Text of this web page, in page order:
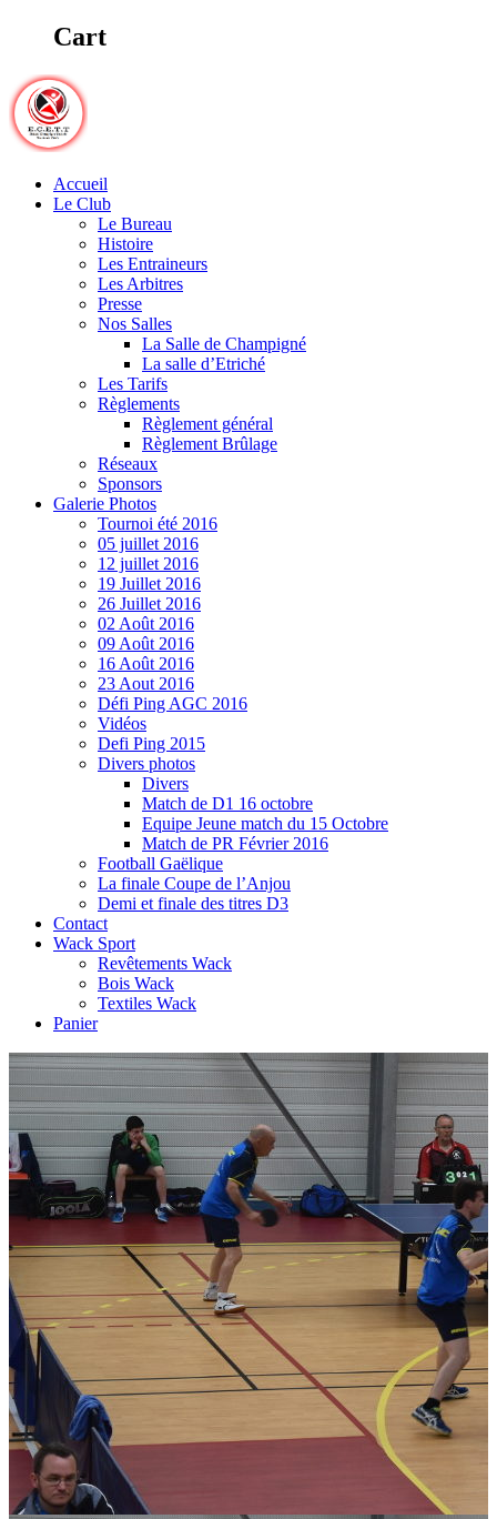
Cart
Accueil
Le Club
Le Bureau
Histoire
Les Entraineurs
Les Arbitres
Presse
Nos Salles
La Salle de Champigné
La salle d’Etriché
Les Tarifs
Règlements
Règlement général
Règlement Brûlage
Réseaux
Sponsors
Galerie Photos
Tournoi été 2016
05 juillet 2016
12 juillet 2016
19 Juillet 2016
26 Juillet 2016
02 Août 2016
09 Août 2016
16 Août 2016
23 Aout 2016
Défi Ping AGC 2016
Vidéos
Defi Ping 2015
Divers photos
Divers
Match de D1 16 octobre
Equipe Jeune match du 15 Octobre
Match de PR Février 2016
Football Gaëlique
La finale Coupe de l’Anjou
Demi et finale des titres D3
Contact
Wack Sport
Revêtements Wack
Bois Wack
Textiles Wack
Panier